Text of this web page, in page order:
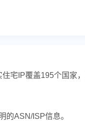
宅IP覆盖195个国家
的ASN/ISP信息。